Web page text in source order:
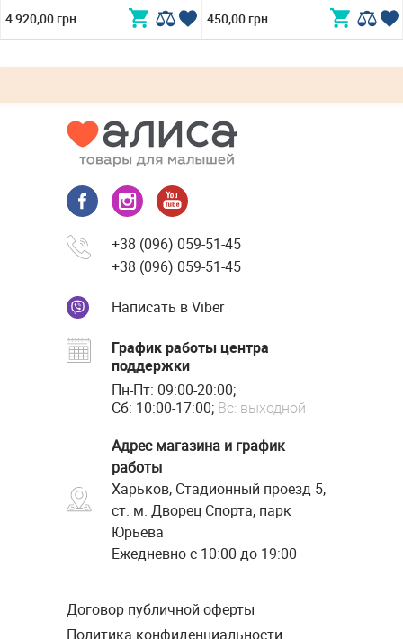
4 920,00 грн
450,00 грн
+38 (096) 059-51-45
+38 (096) 059-51-45
Написать в Viber
График работы центра
поддержки
Пн-Пт: 09:00-20:00;
Сб: 10:00-17:00; Вс: выходной
Адрес магазина и график
работы
Харьков, Стадионный проезд 5,
ст. м. Дворец Спорта, парк
Юрьева
Ежедневно с 10:00 до 19:00
Договор публичной оферты
Политика конфиденциальности